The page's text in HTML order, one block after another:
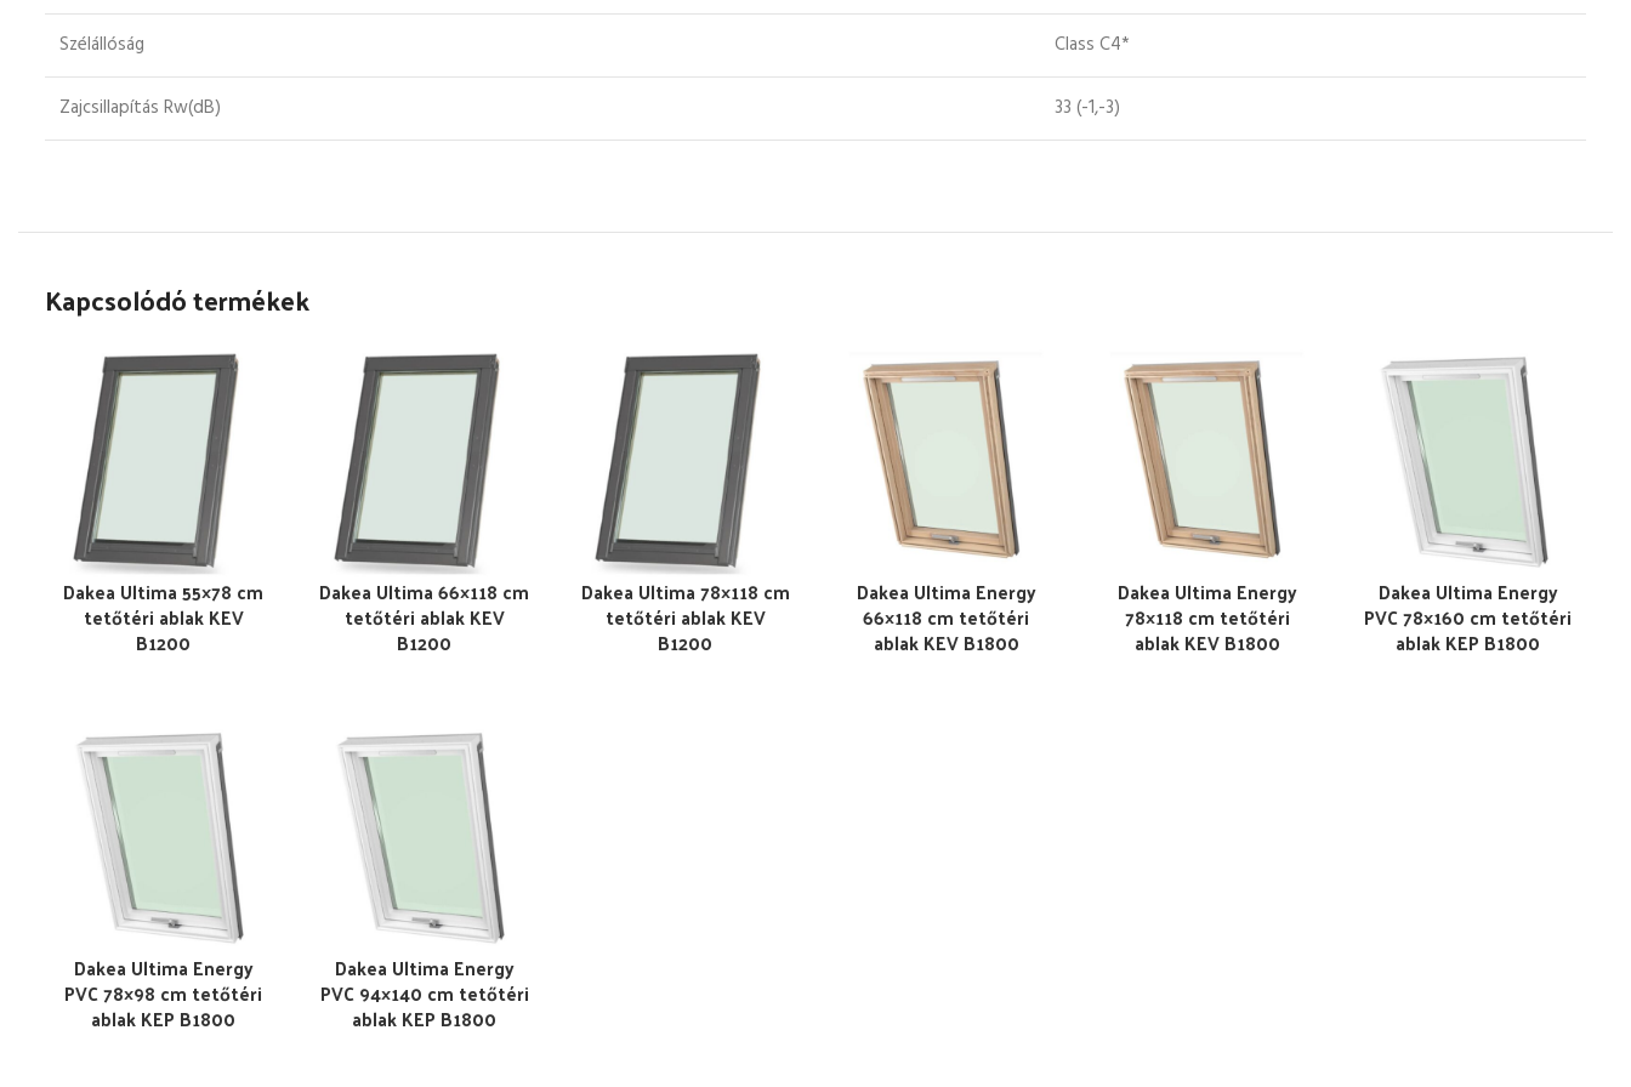
Szélállóság Class C4*
Zajcsillapítás Rw(dB) 33 (-1,-3)
Kapcsolódó termékek
Dakea Ultima 55×78 cm
tetőtéri ablak KEV
B1200
Dakea Ultima 66×118 cm
tetőtéri ablak KEV
B1200
Dakea Ultima 78×118 cm
tetőtéri ablak KEV
B1200
Dakea Ultima Energy
66×118 cm tetőtéri
ablak KEV B1800
Dakea Ultima Energy
78×118 cm tetőtéri
ablak KEV B1800
Dakea Ultima Energy
PVC 78×160 cm tetőtéri
ablak KEP B1800
Dakea Ultima Energy
PVC 78×98 cm tetőtéri
ablak KEP B1800
Dakea Ultima Energy
PVC 94×140 cm tetőtéri
ablak KEP B1800